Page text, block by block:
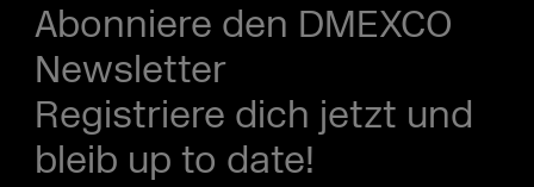
Abonniere den DMEXCO
Newsletter
Registriere dich jetzt und
bleib up to date!